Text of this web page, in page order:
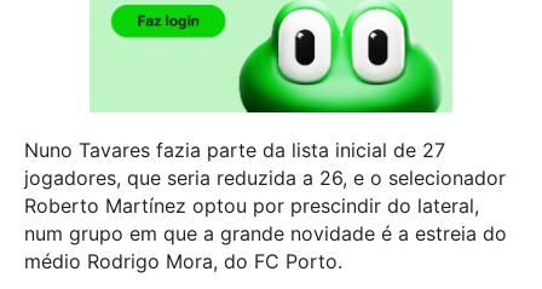
Nuno Tavares fazia parte da lista inicial de 27
jogadores, que seria reduzida a 26, e o selecionador
Roberto Martínez optou por prescindir do lateral,
num grupo em que a grande novidade é a estreia do
médio Rodrigo Mora, do FC Porto.